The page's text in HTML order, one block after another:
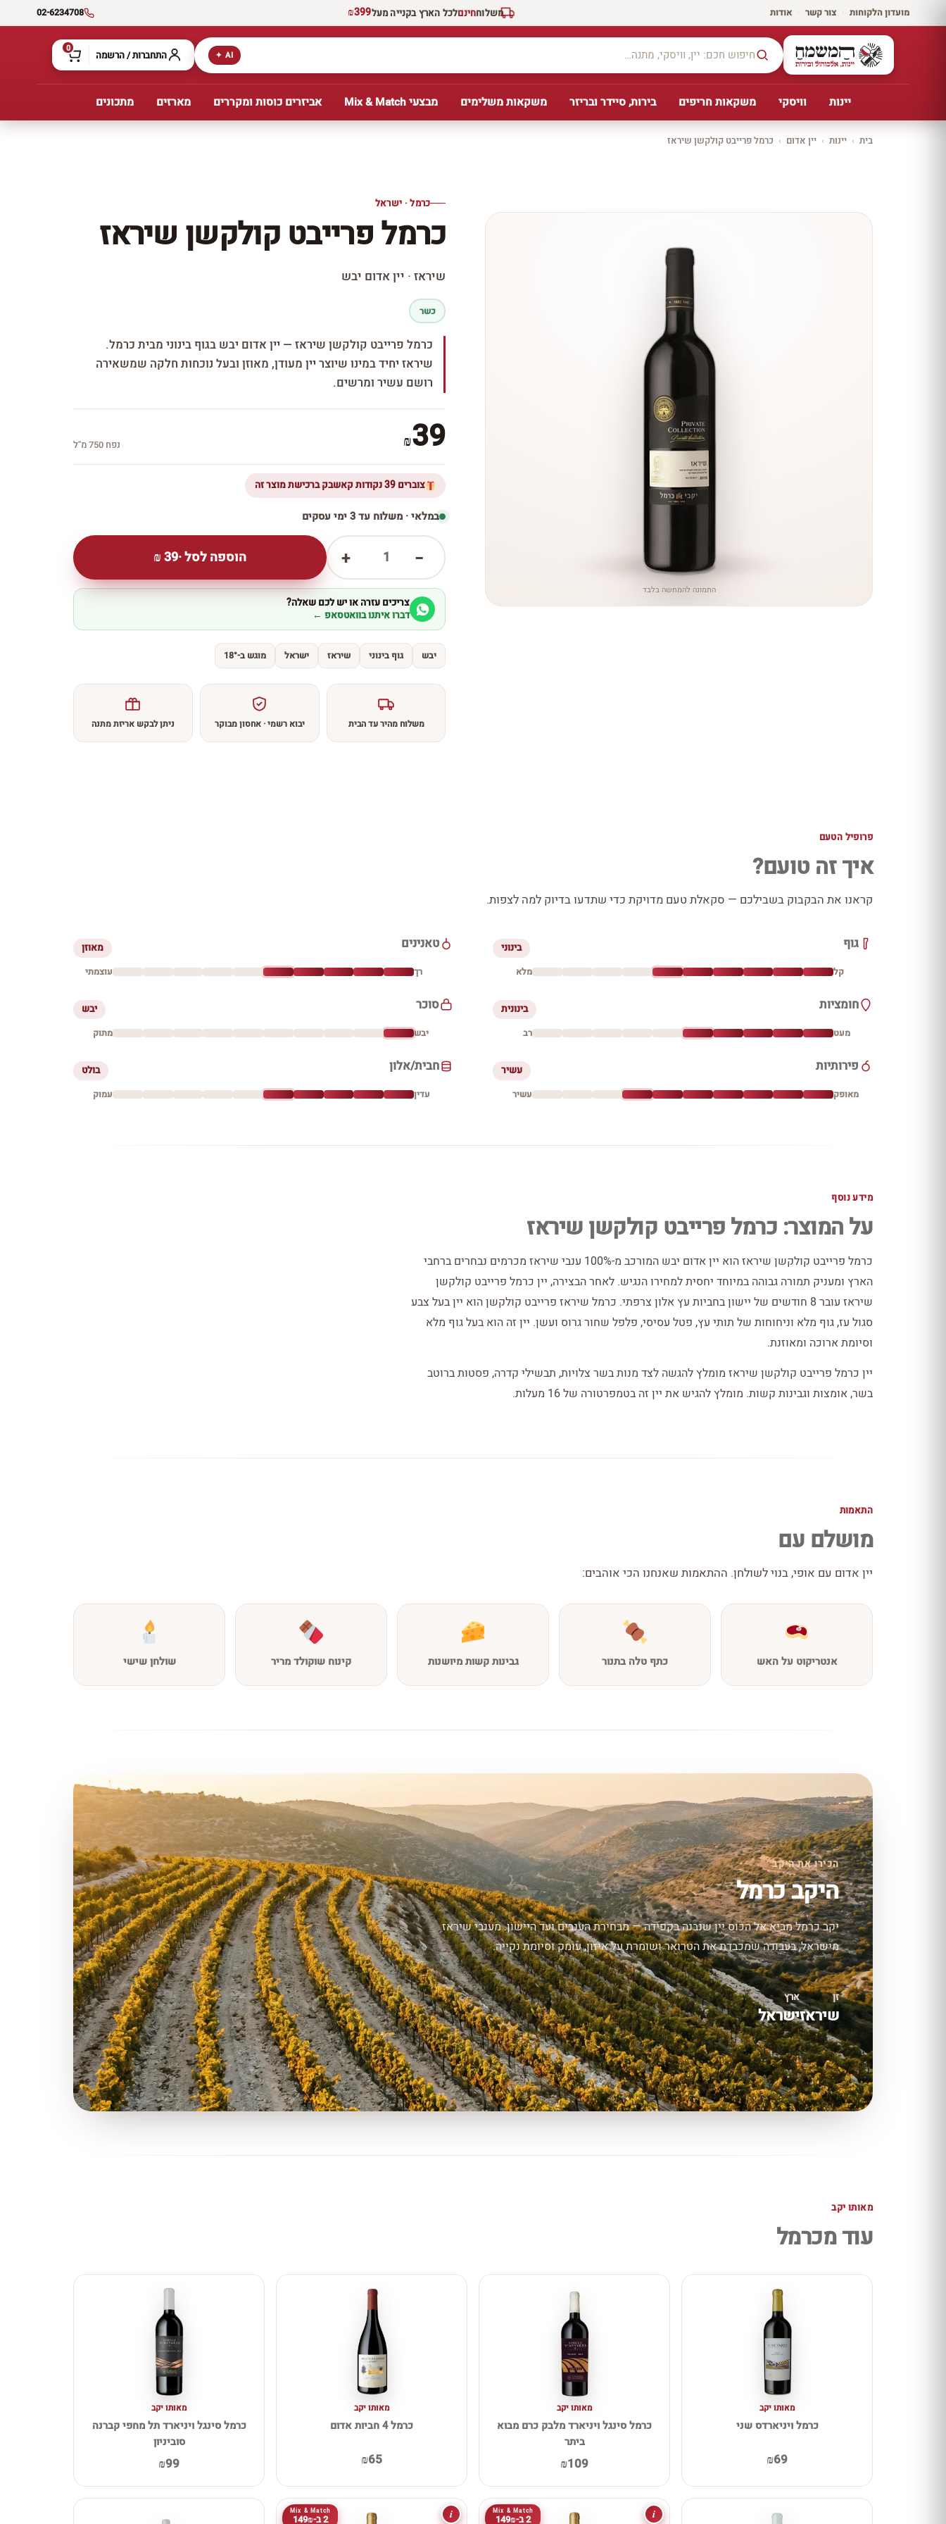
מועדון הלקוחות · צור קשר · אודות משלוחחינםלכל הארץ בקנייה מעל₪399
02-6234708
AI ✦ התחברות / הרשמה 0
יינות וויסקי משקאות חריפים בירות, סיידר ובריזר משקאות משלימים מבצעי Mix & Match אביזרים כוסות ומקררים מארזים מתכונים
בית › יינות › יין אדום › כרמל פרייבט קולקשן שיראז
כל
לכל יינות יקב ירושלים ←
כרמל · ישראל
כרמל פרייבט קולקשן שיראז
שיראז · יין אדום יבש
התמונה להמחשה בלבד
כשר
כרמל פרייבט קולקשן שיראז — יין אדום יבש בגוף בינוני מבית כרמל.
שיראז יחיד במינו שיוצר יין מעודן, מאוזן ובעל נוכחות חלקה שמשאירה
רושם עשיר ומרשים.
₪39 נפח 750 מ''ל
צוברים 39 נקודות קאשבק ברכישת מוצר זה
במלאי · משלוח עד 3 ימי עסקים
−
1
+ הוספה לסל ·39
₪
צריכים עזרה או יש לכם שאלה?
דברו איתנו בוואטסאפ ←
יבש גוף בינוני שיראז ישראל מוגש ב-18°
משלוח מהיר עד הבית יבוא רשמי · אחסון מבוקר ניתן לבקש אריזת מתנה
פרופיל הטעם
איך זה טועם?
קראנו את הבקבוק בשבילכם — סקאלת טעם מדויקת כדי שתדעו בדיוק למה לצפות.
גוף בינוני
קל מלא
טאנינים מאוזן
רך עוצמתי
חומציות בינונית
מעט רב
סוכר יבש
יבש מתוק
פירותיות עשיר
מאופק עשיר
חבית/אלון בולט
עדין עמוק
מידע נוסף
על המוצר: כרמל פרייבט קולקשן שיראז
כרמל פרייבט קולקשן שיראז הוא יין אדום יבש המורכב מ-100% ענבי שיראז מכרמים נבחרים ברחבי
הארץ ומעניק תמורה גבוהה במיוחד יחסית למחירו הנגיש. לאחר הבצירה, יין כרמל פרייבט קולקשן
שיראז עובר 8 חודשים של יישון בחביות עץ אלון צרפתי. כרמל שיראז פרייבט קולקשן הוא יין בעל צבע
סגול עז, גוף מלא וניחוחות של תותי עץ, פטל עסיסי, פלפל שחור גרוס ועשן. יין זה הוא בעל גוף מלא
וסיומת ארוכה ומאוזנת.
יין כרמל פרייבט קולקשן שיראז מומלץ להגשה לצד מנות בשר צלויות, תבשילי קדרה, פסטות ברוטב
בשר, אומצות וגבינות קשות. מומלץ להגיש את יין זה בטמפרטורה של 16 מעלות.
התאמות
מושלם עם
יין אדום עם אופי, בנוי לשולחן. ההתאמות שאנחנו הכי אוהבים:
אנטריקוט על האש כתף טלה בתנור גבינות קשות מיושנות קינוח שוקולד מריר שולחן שישי
הכירו את היקב
היקב כרמל
יקב כרמל מביא אל הכוס יין שנבנה בקפידה — מבחירת הענבים ועד היישון. מענבי שיראז
מישראל, בעבודה שמכבדת את הטרואר ושומרת על איזון, עומק וסיומת נקייה.
זן
שיראז
ארץ
ישראל
מאותו יקב
עוד מכרמל
מאותו יקב
כרמל ויניארדס שני
₪69
מאותו יקב
כרמל סינגל ויניארד מלבק כרם מבוא
ביתר
₪109
מאותו יקב
כרמל 4 חביות אדום
₪65
מאותו יקב
כרמל סינגל ויניארד תל מחפי קברנה
סוביניון
₪99
Mix & Match
2 ב-149₪ i
Mix & Match
2 ב-149₪ i